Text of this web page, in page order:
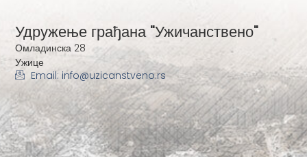
Удружење грађана "Ужичанствено"
Омладинска 28
Ужице
Email: info@uzicanstveno.rs